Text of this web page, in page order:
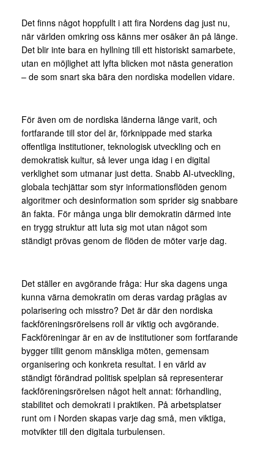
Det finns något hoppfullt i att fira Nordens dag just nu,
när världen omkring oss känns mer osäker än på länge.
Det blir inte bara en hyllning till ett historiskt samarbete,
utan en möjlighet att lyfta blicken mot nästa generation
– de som snart ska bära den nordiska modellen vidare.
För även om de nordiska länderna länge varit, och
fortfarande till stor del är, förknippade med starka
offentliga institutioner, teknologisk utveckling och en
demokratisk kultur, så lever unga idag i en digital
verklighet som utmanar just detta. Snabb AI-utveckling,
globala techjättar som styr informationsflöden genom
algoritmer och desinformation som sprider sig snabbare
än fakta. För många unga blir demokratin därmed inte
en trygg struktur att luta sig mot utan något som
ständigt prövas genom de flöden de möter varje dag.
Det ställer en avgörande fråga: Hur ska dagens unga
kunna värna demokratin om deras vardag präglas av
polarisering och misstro? Det är där den nordiska
fackföreningsrörelsens roll är viktig och avgörande.
Fackföreningar är en av de institutioner som fortfarande
bygger tillit genom mänskliga möten, gemensam
organisering och konkreta resultat. I en värld av
ständigt förändrad politisk spelplan så representerar
fackföreningsrörelsen något helt annat: förhandling,
stabilitet och demokrati i praktiken. På arbetsplatser
runt om i Norden skapas varje dag små, men viktiga,
motvikter till den digitala turbulensen.